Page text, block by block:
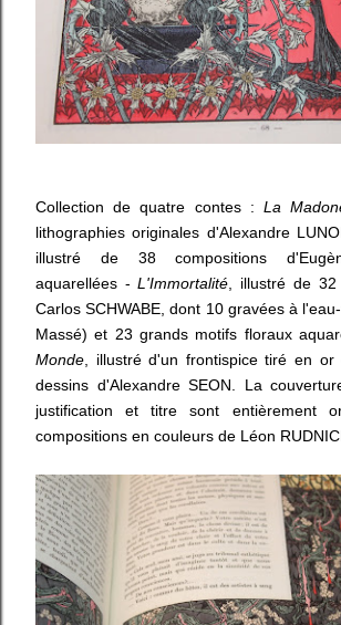
Collection de quatre contes : La
lithographies originales d'Alexandre
illustré de 38 compositions
aquarellées -L'Immortalité , illustré de
Carlos SCHWABE, dont 10 gravées à
Massé) et 23 grands motifs floraux
Monde , illustré d'un frontispice tiré en
dessins d'Alexandre SEON. La
justification et titre sont entièrement
compositions en couleurs de Léon